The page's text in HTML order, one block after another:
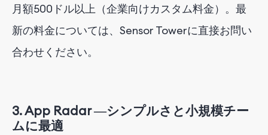
月額500ドル以上（企業向けカスタム料金）。最
新の料金については、Sensor Towerに直接お問い
合わせください。
3.App Radar ―シンプルさと小規模チー
ムに最適